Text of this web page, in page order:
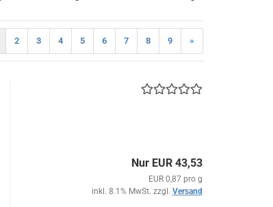
2 3 4 5 6 7 8 9 »
Nur EUR 43,53
EUR 0,87 pro g
inkl. 8.1% MwSt. zzgl. Versand